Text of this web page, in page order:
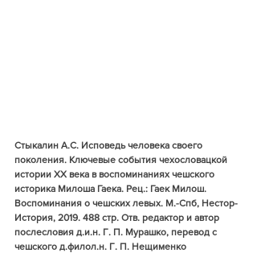
Стыкалин А.С. Исповедь человека своего
поколения. Ключевые события чехословацкой
истории XX века в воспоминаниях чешского
историка Милоша Гаека. Рец.: Гаек Милош.
Воспоминания о чешских левых. М.-Спб, Нестор-
История, 2019. 488 стр. Отв. редактор и автор
послесловия д.и.н. Г. П. Мурашко, перевод с
чешского д.филол.н. Г. П. Нещименко